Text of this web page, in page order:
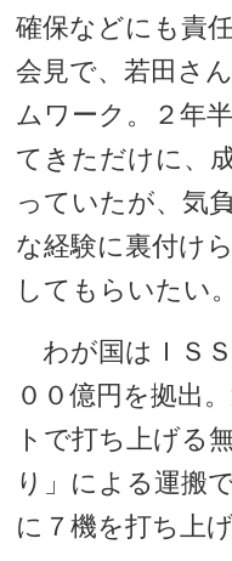
確保などにも責
会見で、若田さ
ムワーク。２年
てきただけに、
っていたが、気
な経験に裏付け
してもらいたい。
わが国はＩＳ
００億円を拠出
トで打ち上げる
り」による運搬
に７機を打ち上